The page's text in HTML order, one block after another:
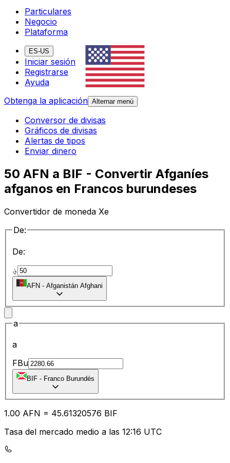
Particulares
Negocio
Plataforma
ES-US
Iniciar sesión
Registrarse
Ayuda
Obtenga la aplicación Alternar menú
Conversor de divisas
Gráficos de divisas
Alertas de tipos
Enviar dinero
50 AFN a BIF - Convertir Afganíes
afganos en Francos burundeses
Convertidor de moneda Xe
De:
De:
؋
AFN - Afganistán Afghani
a
a
FBu
BIF - Franco Burundés
1.00 AFN = 45.61320576 BIF
Tasa del mercado medio a las 12:16 UTC